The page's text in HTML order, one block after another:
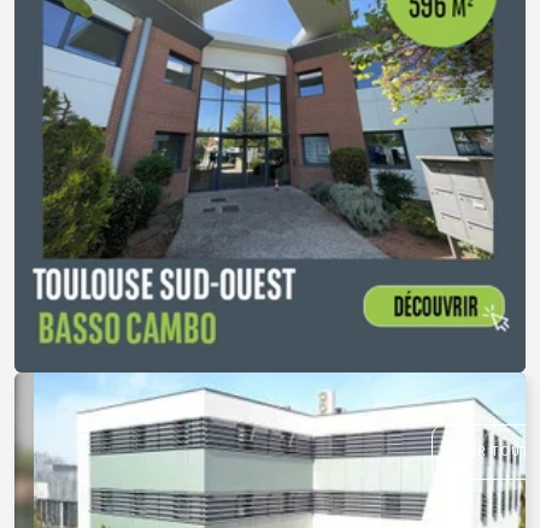
VOIR